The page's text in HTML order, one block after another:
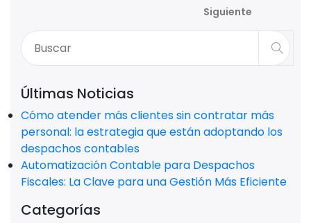
Siguiente
Últimas Noticias
Cómo atender más clientes sin contratar más
personal: la estrategia que están adoptando los
despachos contables
Automatización Contable para Despachos
Fiscales: La Clave para una Gestión Más Eficiente
Categorías